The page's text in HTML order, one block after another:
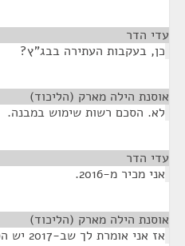
עדי הדר
כן, בעקבות העתירה בבג"ץ?
אוסנת הילה מארק (הליכוד)
לא. הסכם רשות שימוש במבנה.
עדי הדר
אני מכיר מ-2016.
אוסנת הילה מארק (הליכוד)
אז אני אומרת לך שב-2017 יש הסכם רשות שימוש במבנה.